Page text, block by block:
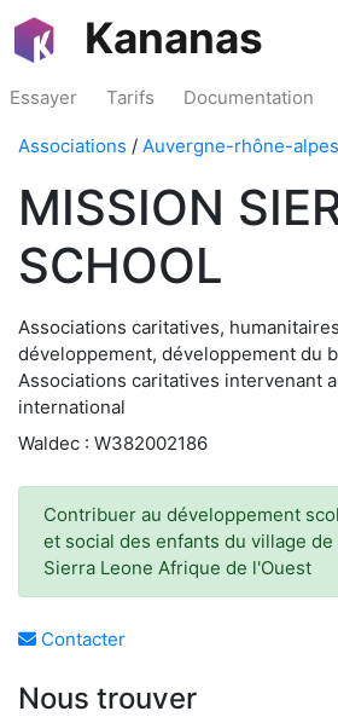
Kananas
Essayer Tarifs Documentation
Associations / Auvergne-rhône-alpes
MISSION
SCHOOL
Associations caritatives,
développement, développement du
Associations caritatives intervenant
international
Waldec : W382002186
Contribuer au développement
et social des enfants du village de
Sierra Leone Afrique de l'Ouest
Contacter
Nous trouver